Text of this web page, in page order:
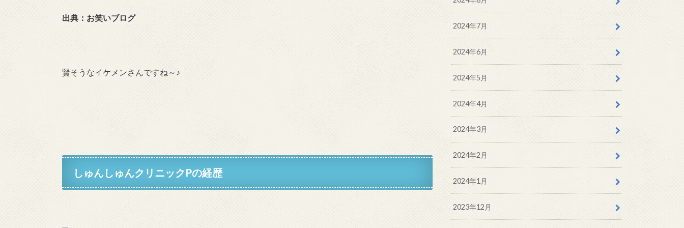
出典：お笑いブログ
賢そうなイケメンさんですね～♪
しゅんしゅんクリニックPの経歴
2024年7月
2024年6月
2024年5月
2024年4月
2024年3月
2024年2月
2024年1月
2023年12月